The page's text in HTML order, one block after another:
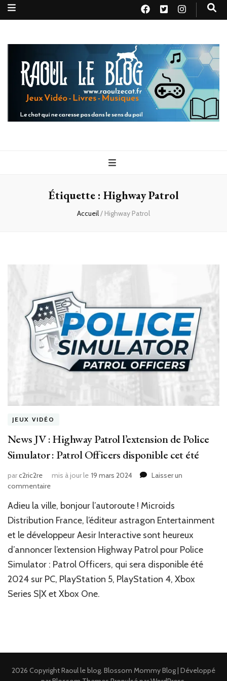
Raoul le
blog
Étiquette : Highway Patrol
Accueil/ Highway Patrol
JEUX VIDÉO
News JV : Highway Patrol l’extension de Police
Simulator : Patrol Officers disponible cet été
parc2ric2re mis à jour le 19 mars 2024
Laisser un
commentairesur
JV
:
Patrol l’extension
de
Police
Simulator
:
Patrol
Adieu la ville, bonjour l’autoroute ! Microids
Distribution France, l’éditeur astragon Entertainment
et le développeur Aesir Interactive sont heureux
d’annoncer l’extension Highway Patrol pour Police
Simulator : Patrol Officers, qui sera disponible été
2024 sur PC, PlayStation 5, PlayStation 4, Xbox
Series S|X et Xbox One.
2026 CopyrightRaoul le blog Blossom Mommy Blog | Développé